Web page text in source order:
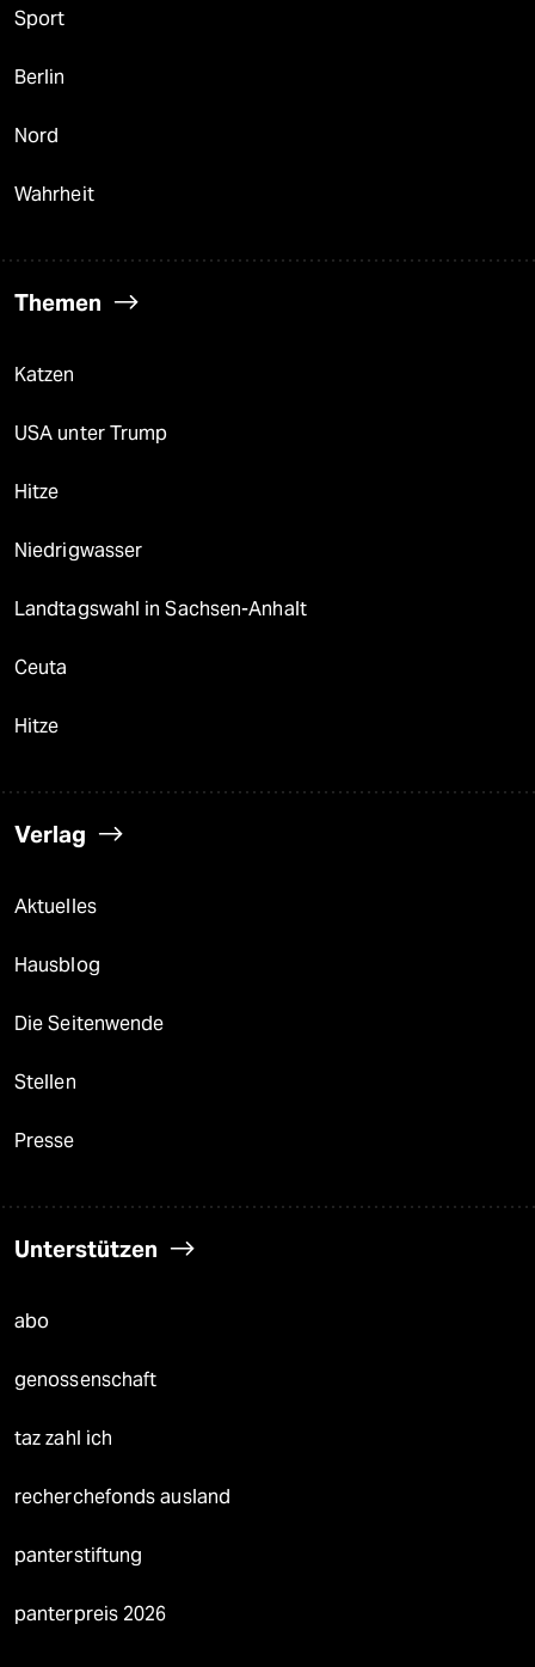
Sport
Berlin
Nord
Wahrheit
Themen
Katzen
USA unter Trump
Hitze
Niedrigwasser
Landtagswahl in Sachsen-Anhalt
Ceuta
Hitze
Verlag
Aktuelles
Hausblog
Die Seitenwende
Stellen
Presse
Unterstützen
abo
genossenschaft
taz zahl ich
recherchefonds ausland
panterstiftung
panterpreis 2026